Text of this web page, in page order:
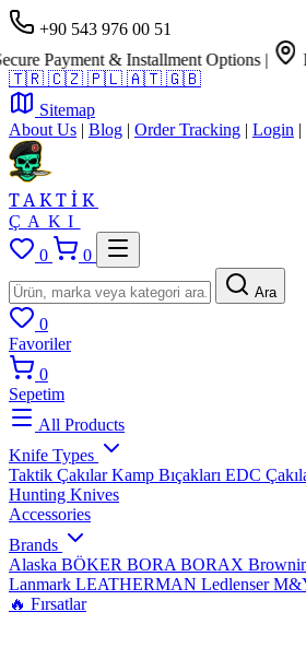
+90 543 976 00 51
& Installment Options |
Free
🇹🇷 🇨🇿 🇵🇱 🇦🇹 🇬🇧
Sitemap
About Us | Blog | Order Tracking | Login |
TAKTİK
ÇAKI
0
0
Ara
0
Favoriler
0
Sepetim
All Products
Knife Types
Taktik ÇakılarKamp Bıçakları EDC
Hunting Knives
Accessories
Brands
Alaska BÖKER BORA BORAX
Lanmark LEATHERMAN Ledlenser
🔥 Fırsatlar